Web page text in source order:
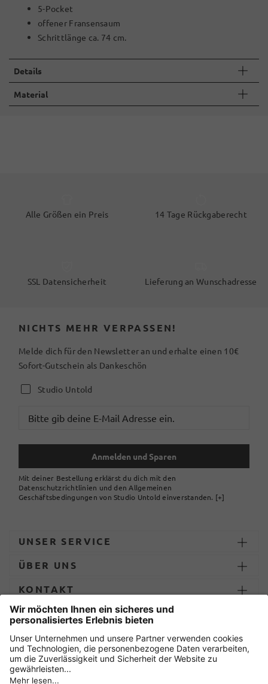
5-Pocket
offener Fransensaum
Schrittlänge ca. 74 cm.
Details
Material
Alle Größen ein Preis 14 Tage Rückgaberecht
SSL Datensicherheit Lieferung an Wunschadresse
NICHTS MEHR VERPASSEN!
Melde dich für den Newsletter an und erhalte einen 10€
Sofort-Gutschein als Dankeschön
Studio Untold
Anmelden und Sparen
Mit deiner Bestellung erklärst du dich mit den
Datenschutzrichtlinien und den Allgemeinen
Geschäftsbedingungen von Studio Untold einverstanden. [+]
UNSER SERVICE
ÜBER UNS
KONTAKT
ZAHLUNG UND LIEFERUNG
Sicher einkaufen mit